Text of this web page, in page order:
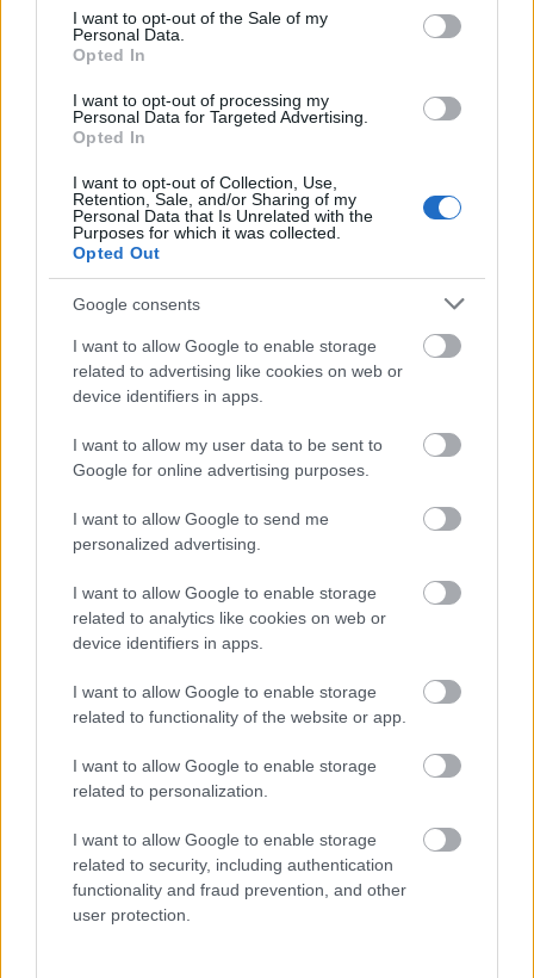
consent section.
I want to opt-out of the Sale of my
Personal Data.
Opted In
I want to opt-out of processing my
Personal Data for Targeted Advertising.
Opted In
I want to opt-out of Collection, Use,
Retention, Sale, and/or Sharing of my
Personal Data that Is Unrelated with the
Purposes for which it was collected.
Opted Out
Google consents
I want to allow Google to enable storage
related to advertising like cookies on web or
device identifiers in apps.
I want to allow my user data to be sent to
Google for online advertising purposes.
I want to allow Google to send me
personalized advertising.
I want to allow Google to enable storage
related to analytics like cookies on web or
device identifiers in apps.
I want to allow Google to enable storage
related to functionality of the website or app.
I want to allow Google to enable storage
related to personalization.
I want to allow Google to enable storage
related to security, including authentication
functionality and fraud prevention, and other
user protection.
Comunio Öneriyor – 12. Hafta: Çok iştahlı ve kondisyonu yüksek,
fizik-teknik dengesi gayet iyi.
11/09/2023 Yazar Mirhan Kuzgun
Oyun içi başarısının ilerleyen haftalarda skor olarak daha çok tabelaya
yansıyacağını öngörüyorum. Kayserispor karşısında zor bir maça
Devam oku »
Forması tehlikede olan futbolcular: Magazin ekibi analiz etti ve
ortaya koydu, isteyen payını alabilir!